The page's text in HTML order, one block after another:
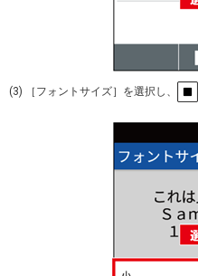
(3) ［フォントサイズ］を選択し、